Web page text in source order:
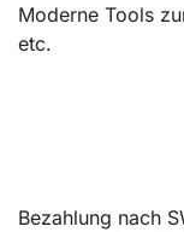
Moderne Tools
etc.
Bezahlung nach